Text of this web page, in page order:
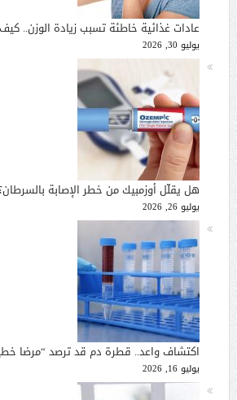
عادات غذائية خاطئة تسبب زيادة الوزن..
يوليو 30, 2026
هل يقلّل أوزمبيك من خطر الإصابة
يوليو 26, 2026
اكتشاف واعد.. قطرة دم قد ترصد “مرضا
يوليو 16, 2026